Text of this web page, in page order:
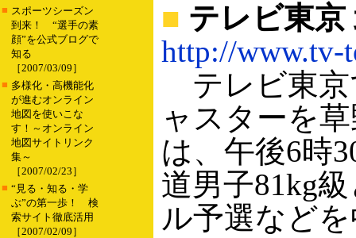
■ スポーツシーズン
到来！ “選手の素
顔”を公式ブログで
知る
［2007/03/09］
■ 多様化・高機能化
が進むオンライン
地図を使いこな
す！～オンライン
地図サイトリンク
集～
［2007/02/23］
■ “見る・知る・学
ぶ”の第一歩！ 検
索サイト徹底活用
［2007/02/09］
■ テレビ東京
http://www.tv-
テレビ東京
ャスターを
は、午後6時
道男子81kg
ル予選など